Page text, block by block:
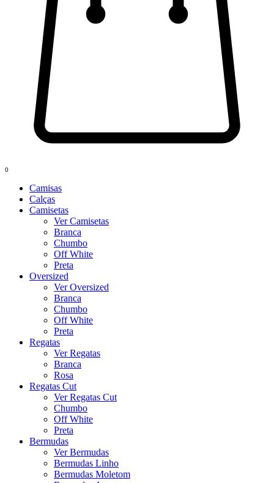
0
Camisas
Calças
Camisetas
Ver Camisetas
Branca
Chumbo
Off White
Preta
Oversized
Ver Oversized
Branca
Chumbo
Off White
Preta
Regatas
Ver Regatas
Branca
Rosa
Regatas Cut
Ver Regatas Cut
Chumbo
Off White
Preta
Bermudas
Ver Bermudas
Bermudas Linho
Bermudas Moletom